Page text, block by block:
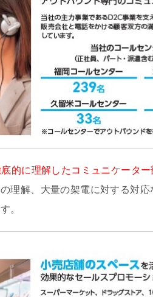
的に理解したコミュニケータ
理解、大量の架電に対する対
。